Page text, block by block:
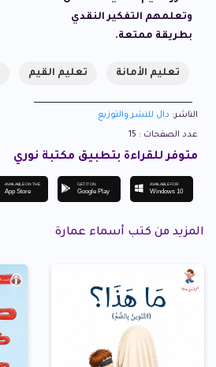
وتعلمهم التفكير النقدي
بطريقة ممتعة.
تعليم الأمانة تعليم القيم
الناشر: دال للنشر والتوزيع
عدد الصفحات : 15
متوفر للقراءة بتطبيق مكتبة نوري
AVAILABLE ON THE
App Store
GET IT ON
Google Play
AVAILABLE FOR
Windows 10
المزيد من كتب أسماء عمارة